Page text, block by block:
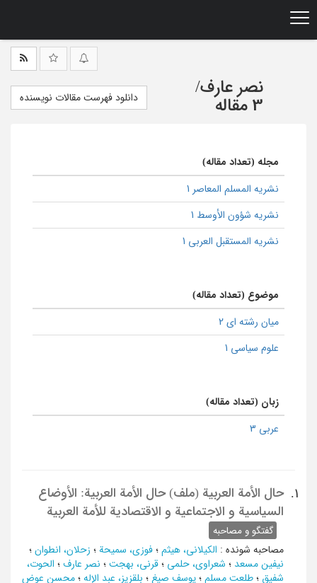
نصر عارف/
3 مقاله
دانلود فهرست مقالات نویسنده
مجله (تعداد مقاله)
نشریه المسلم المعاصر 1
نشریه شؤون الأوسط 1
نشریه المستقبل العربی 1
موضوع (تعداد مقاله)
میان رشته ای 2
علوم سیاسی 1
زبان (تعداد مقاله)
عربی 3
1.
حال الأمة العربیة (ملف) حال الأمة العربیة: الأوضاع
السیاسیة و الاجتماعیة و الاقتصادیة للأمة العربیة
گفتگو و مصاحبه
مصاحبه شونده : الکیلانی، هیثم ؛ فوزی، سمیحة ؛ زحلان، انطوان ؛
نیفین مسعد ؛ شعراوی، حلمی ؛ قرنی، بهجت ؛ نصر عارف ؛ الحوت،
شفیق ؛ طلعت مسلم ؛ یوسف صیغ ؛ بلقزیز، عبد الإله ؛ محسن عوض